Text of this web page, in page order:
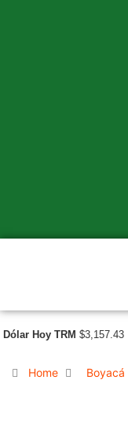
Dólar Hoy TRM $3,157.43
Home Boyacá